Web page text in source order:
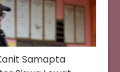
Samapta